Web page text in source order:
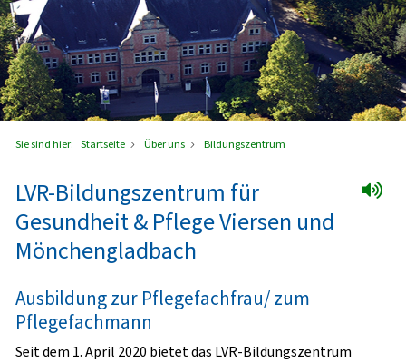
Sie sind hier: Startseite Über uns Bildungszentrum
LVR-Bildungszentrum für
Gesundheit & Pflege Viersen und
Mönchengladbach
Ausbildung zur Pflegefachfrau/ zum
Pflegefachmann
Seit dem 1. April 2020 bietet das LVR-Bildungszentrum